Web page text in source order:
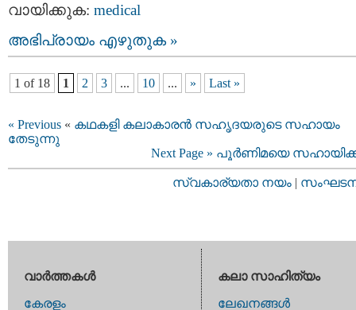
വായിക്കുക: medical
അഭിപ്രായം എഴുതുക »
1 of 18 1 2 3 ... 10 ... » Last »
« Previous « കഥകളി കലാകാരന്‍ സഹൃദയരുടെ സഹായം
തേടുന്നു
Next Page » പൂര്‍ണിമയെ
സ്വകാര്യതാ നയം |
വാര്‍ത്തകള്‍
കേരളം
കലാ സാഹിത്യം
ലേഖനങ്ങള്‍